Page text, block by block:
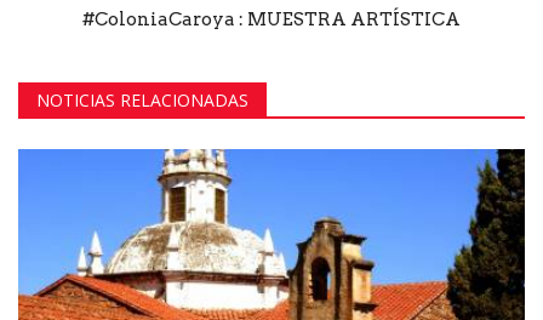
#ColoniaCaroya : MUESTRA ARTÍSTICA
NOTICIAS RELACIONADAS